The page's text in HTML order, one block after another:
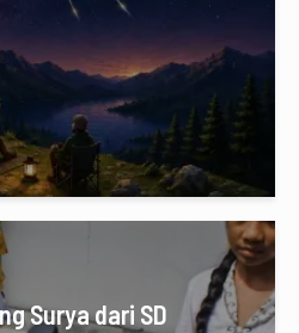
Surya dari SD